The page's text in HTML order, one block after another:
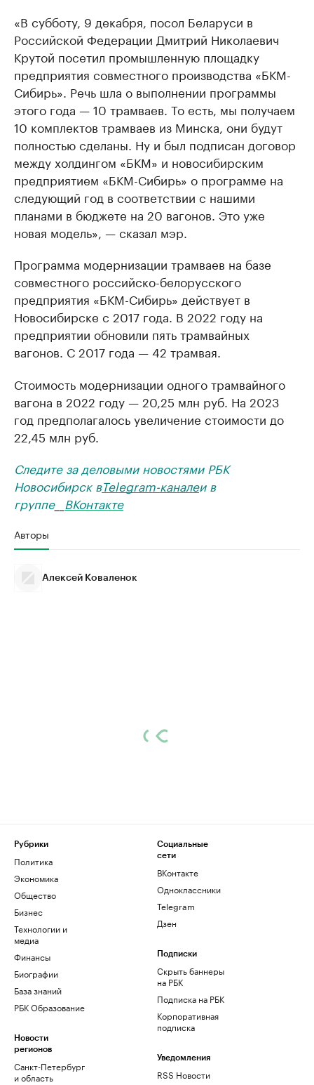
«В субботу, 9 декабря, посол Беларуси в
Российской Федерации Дмитрий Николаевич
Крутой посетил промышленную площадку
предприятия совместного производства «БКМ-
Сибирь». Речь шла о выполнении программы
этого года — 10 трамваев. То есть, мы получаем
10 комплектов трамваев из Минска, они будут
полностью сделаны. Ну и был подписан договор
между холдингом «БКМ» и новосибирским
предприятием «БКМ-Сибирь» о программе на
следующий год в соответствии с нашими
планами в бюджете на 20 вагонов. Это уже
новая модель», — сказал мэр.
Программа модернизации трамваев на базе
совместного российско-белорусского
предприятия «БКМ-Сибирь» действует в
Новосибирске с 2017 года. В 2022 году на
предприятии обновили пять трамвайных
вагонов. С 2017 года — 42 трамвая.
Стоимость модернизации одного трамвайного
вагона в 2022 году — 20,25 млн руб. На 2023
год предполагалось увеличение стоимости до
22,45 млн руб.
Следите за деловыми новостями РБК
Новосибирск вTelegram-каналеи в
группе__ ВКонтакте
Авторы
Алексей Коваленок
Рубрики
Политика
Экономика
Общество
Бизнес
Технологии и
медиа
Финансы
Биографии
База знаний
РБК Образование
Новости
регионов
Санкт-Петербург
и область
Социальные
сети
ВКонтакте
Одноклассники
Telegram
Дзен
Подписки
Скрыть баннеры
на РБК
Подписка на РБК
Корпоративная
подписка
Уведомления
RSS Новости